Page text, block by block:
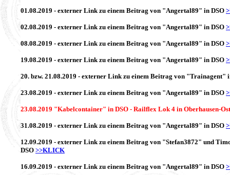
01.08.2019 - externer Link zu einem Beitrag von "Angertal89" in DSO
02.08.2019 - externer Link zu einem Beitrag von "Angertal89" in DSO
08.08.2019 - externer Link zu einem Beitrag von "Angertal89" in DSO
19.08.2019 - externer Link zu einem Beitrag von "Angertal89" in DSO
20. bzw. 21.08.2019 - externer Link zu einem Beitrag von "Trainagent"
23.08.2019 - externer Link zu einem Beitrag von "Angertal89" in DSO
23.08.2019 "Kabelcontainer" in DSO - Railflex Lok 4 in Oberhausen-
31.08.2019 - externer Link zu einem Beitrag von "Angertal89" in DSO
12.09.2019 - externer Link zu einem Beitrag von "Stefan3872" und
DSO >>KLICK
16.09.2019 - externer Link zu einem Beitrag von "Angertal89" in DSO